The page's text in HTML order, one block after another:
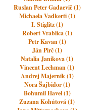
Ruslan Peter Gadaevič (1)
Michaela Vadkerti (1)
I. Stiglitz (1)
Robert Vrablica (1)
Petr Kavan (1)
Ján Pirč (1)
Natalia Janikova (1)
Vincent Lechman (1)
Andrej Majerník (1)
Nora Šajbidor (1)
Bohumil Havel (1)
Zuzana Kohútová (1)